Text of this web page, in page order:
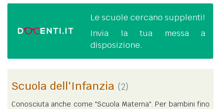
Le scuole cercano supplenti!
Invia la tua messa a
disposizione.
Scuola dell'Infanzia (2)
Conosciuta anche come "Scuola Materna". Per bambini fino